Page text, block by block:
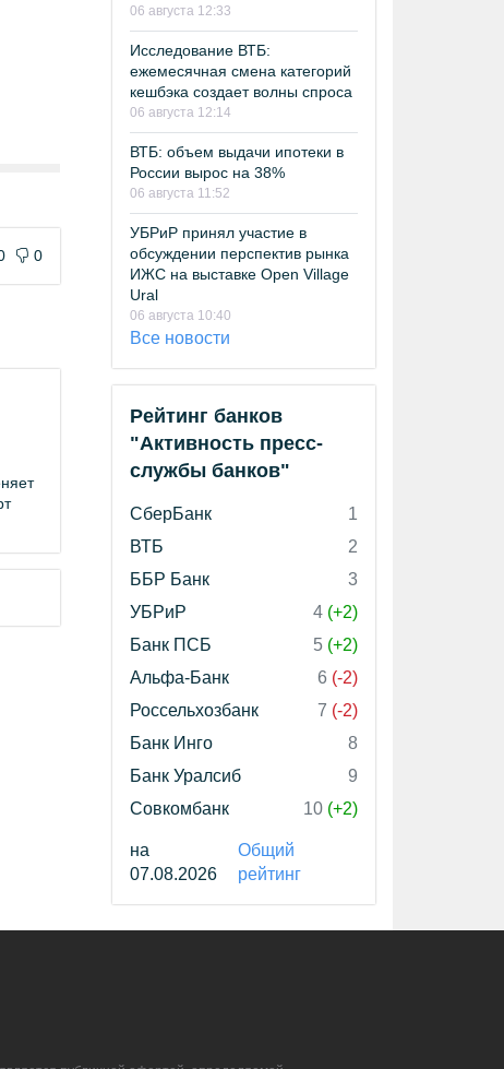
0
06 августа 12:33
Исследование ВТБ:
ежемесячная смена категорий
кешбэка создает волны спроса
06 августа 12:14
ВТБ: объем выдачи ипотеки в
России вырос на 38%
06 августа 11:52
УБРиР принял участие в
обсуждении перспектив рынка
ИЖС на выставке Open Village
Ural
06 августа 10:40
Все новости
Рейтинг банков
"Активность пресс-
службы банков"
СберБанк
1
ВТБ
2
ББР Банк
3
УБРиР
4 (+2)
Банк ПСБ
5 (+2)
Альфа-Банк
6 (-2)
Россельхозбанк
7 (-2)
Банк Инго
8
Банк Уралсиб
9
Совкомбанк
10 (+2)
на
07.08.2026
Общий
рейтинг